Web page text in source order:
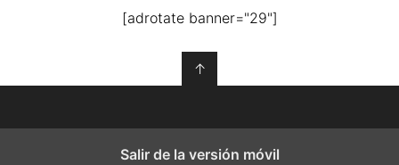
[adrotate banner="29"]
↑
Salir de la versión móvil